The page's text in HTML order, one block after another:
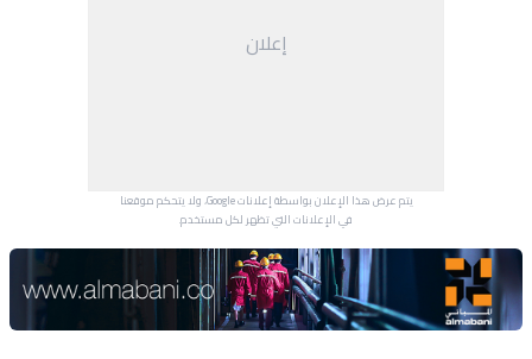
إعلان
يتم عرض هذا الإعلان بواسطة إعلانات Google، ولا يتحكم موقعنا
في الإعلانات التي تظهر لكل مستخدم.
Advertisement Section